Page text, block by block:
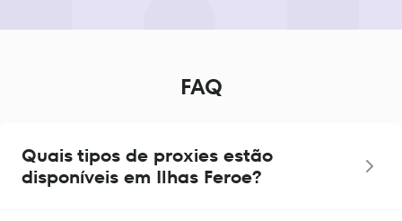
FAQ
Quais tipos de proxies estão
disponíveis em Ilhas Feroe?